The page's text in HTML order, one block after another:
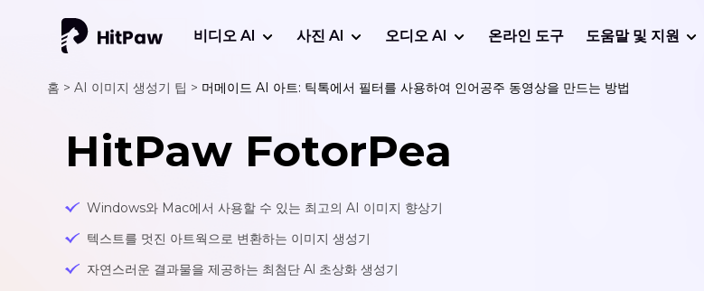
비디오 AI 사진 AI 오디오 AI 온라인 도구 도움말 및 지원
홈 > AI 이미지 생성기 팁 > 머메이드 AI 아트: 틱톡에서 필터를 사용하여 인어공주 동영상을 만드는 방법
HitPaw FotorPea
Windows와 Mac에서 사용할 수 있는 최고의 AI 이미지 향상기
텍스트를 멋진 아트웍으로 변환하는 이미지 생성기
자연스러운 결과물을 제공하는 최첨단 Al 초상화 생성기